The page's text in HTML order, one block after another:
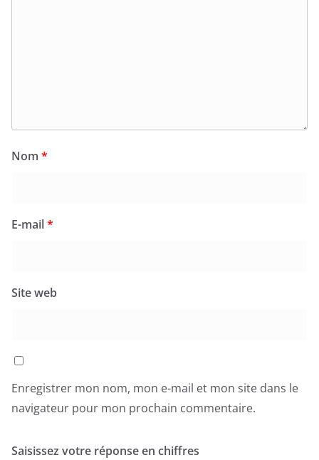
Nom *
E-mail*
Site web
Enregistrer mon nom, mon e-mail et mon site dans le
navigateur pour mon prochain commentaire.
Saisissez votre réponse en chiffres